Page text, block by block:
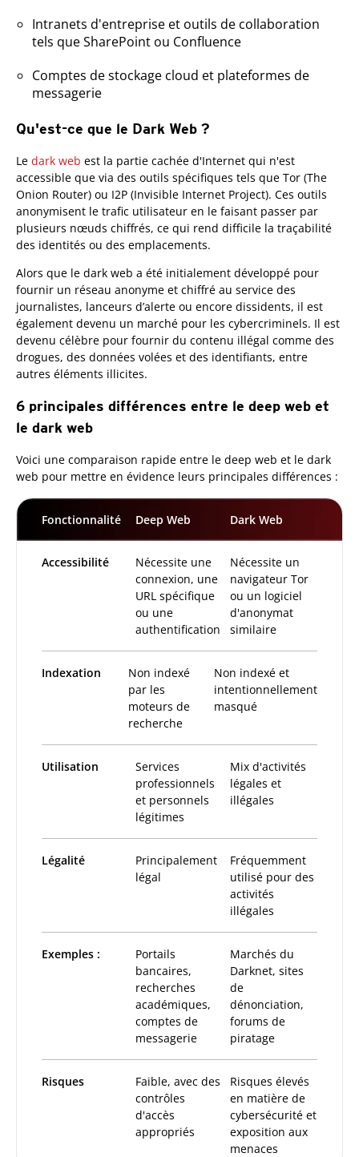
Intranets d'entreprise et outils de collaboration
tels que SharePoint ou Confluence
Comptes de stockage cloud et plateformes de
messagerie
Qu'est-ce que le Dark Web ?
Le dark web est la partie cachée d'Internet qui n'est
accessible que via des outils spécifiques tels que Tor (The
Onion Router) ou I2P (Invisible Internet Project). Ces outils
anonymisent le trafic utilisateur en le faisant passer par
plusieurs nœuds chiffrés, ce qui rend difficile la traçabilité
des identités ou des emplacements.
Alors que le dark web a été initialement développé pour
fournir un réseau anonyme et chiffré au service des
journalistes, lanceurs d’alerte ou encore dissidents, il est
également devenu un marché pour les cybercriminels. Il est
devenu célèbre pour fournir du contenu illégal comme des
drogues, des données volées et des identifiants, entre
autres éléments illicites.
6 principales différences entre le deep web et
le dark web
Voici une comparaison rapide entre le deep web et le dark
web pour mettre en évidence leurs principales différences :
Fonctionnalité Deep Web Dark Web
Accessibilité
Nécessite une
connexion, une
URL spécifique
ou une
authentification
Nécessite un
navigateur Tor
ou un logiciel
d'anonymat
similaire
Indexation
Non indexé
par les
moteurs de
recherche
Non indexé et
intentionnellement
masqué
Utilisation
Services
professionnels
et personnels
légitimes
Mix d'activités
légales et
illégales
Légalité
Principalement
légal
Fréquemment
utilisé pour des
activités
illégales
Exemples :
Portails
bancaires,
recherches
académiques,
comptes de
messagerie
Marchés du
Darknet, sites
de
dénonciation,
forums de
piratage
Risques
Faible, avec des
contrôles
d'accès
appropriés
Risques élevés
en matière de
cybersécurité et
exposition aux
menaces